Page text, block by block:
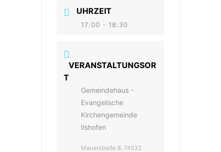
UHRZEIT
17:00 - 18:30
VERANSTALTUNGSOR
T
Gemeindehaus -
Evangelische
Kirchengemeinde
Ilshofen
Mauerstraße 8, 74532